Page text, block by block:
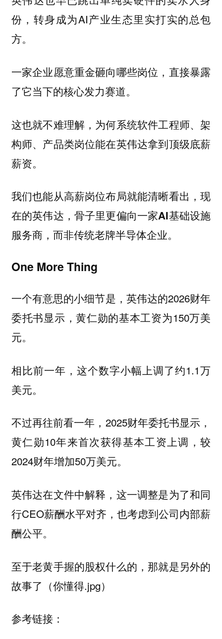
份，转身成为AI产业生态里实打实的总包
方。
一家企业愿意重金砸向哪些岗位，直接暴露
了它当下的核心发力赛道。
这也就不难理解，为何系统软件工程师、架
构师、产品类岗位能在英伟达拿到顶级底薪
薪资。
我们也能从高薪岗位布局就能清晰看出，现
在的英伟达，骨子里更偏向一家AI基础设施
服务商，而非传统老牌半导体企业。
One More Thing
一个有意思的小细节是，英伟达的2026财年
委托书显示，黄仁勋的基本工资为150万美
元。
相比前一年，这个数字小幅上调了约1.1万
美元。
不过再往前看一年，2025财年委托书显示，
黄仁勋10年来首次获得基本工资上调，较
2024财年增加50万美元。
英伟达在文件中解释，这一调整是为了和同
行CEO薪酬水平对齐，也考虑到公司内部薪
酬公平。
至于老黄手握的股权什么的，那就是另外的
故事了（你懂得.jpg）
参考链接：